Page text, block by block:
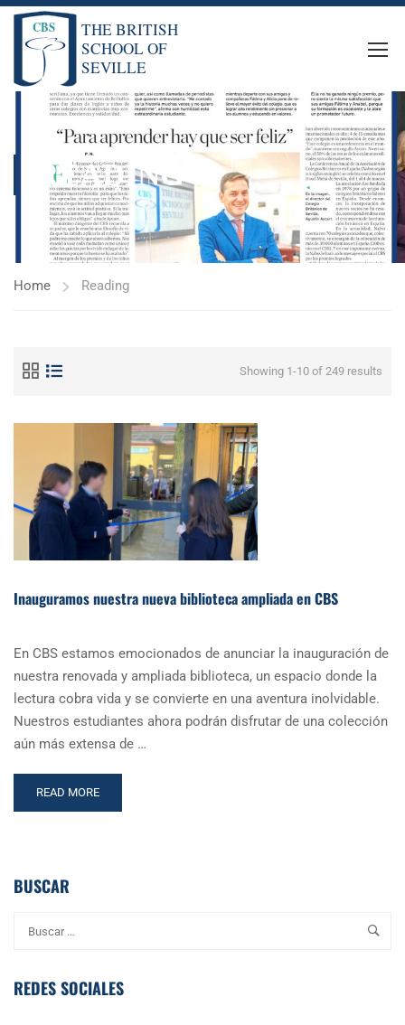
READING
Home Reading
Showing 1-10 of 249 results
Inauguramos nuestra nueva biblioteca ampliada en CBS
En CBS estamos emocionados de anunciar la inauguración de
nuestra renovada y ampliada biblioteca, un espacio donde la
lectura cobra vida y se convierte en una aventura inolvidable.
Nuestros estudiantes ahora podrán disfrutar de una colección
aún más extensa de …
READ
MORE
NUEVA
EN
READ MORE
BUSCAR
REDES SOCIALES